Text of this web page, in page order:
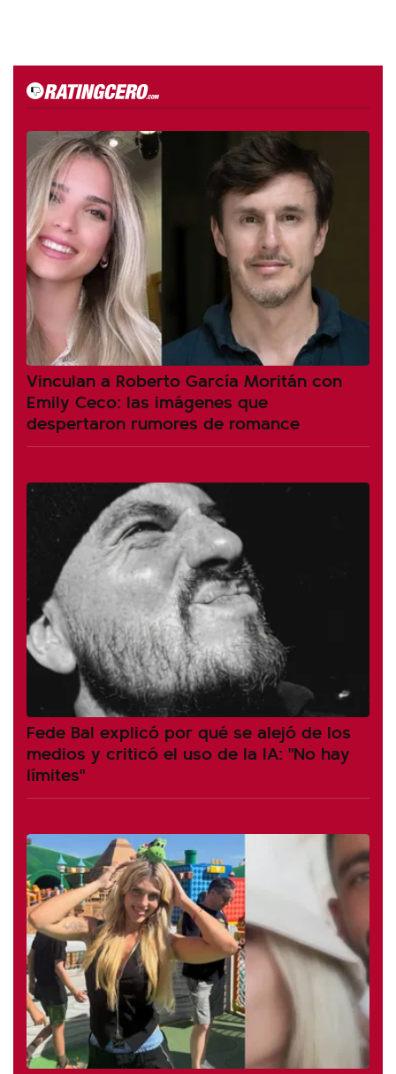
Vinculan a Roberto García Moritán con
Emily Ceco: las imágenes que
despertaron rumores de romance
Fede Bal explicó por qué se alejó de los
medios y criticó el uso de la IA: "No hay
límites"